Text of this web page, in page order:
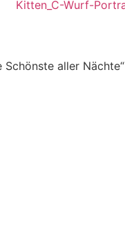
aller Nächte“